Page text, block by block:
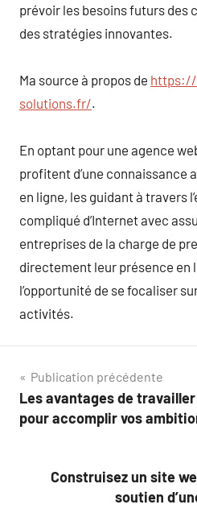
prévoir les besoins futurs des
des stratégies innovantes.
Ma source à propos de
solutions.fr/.
En optant pour une agence
profitent d’une connaissance
en ligne, les guidant à travers
compliqué d’Internet avec
entreprises de la charge de
directement leur présence en
l’opportunité de se focaliser
activités.
Navigation
de
Publication précédente
Les avantages de
pour accomplir vos
Construisez un site
soutien